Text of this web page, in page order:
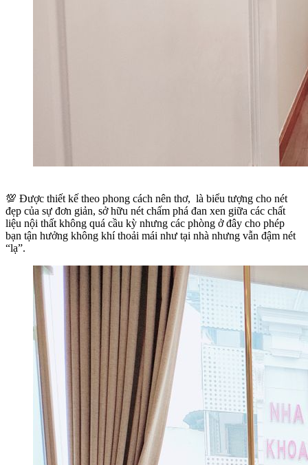
💯 Được thiết kế theo phong cách nên thơ, là biểu tượng cho nét
đẹp của sự đơn giản, sở hữu nét chấm phá đan xen giữa các chất
liệu nội thất không quá cầu kỳ nhưng các phòng ở đây cho phép
bạn tận hưởng không khí thoải mái như tại nhà nhưng vẫn đậm nét
“lạ”.